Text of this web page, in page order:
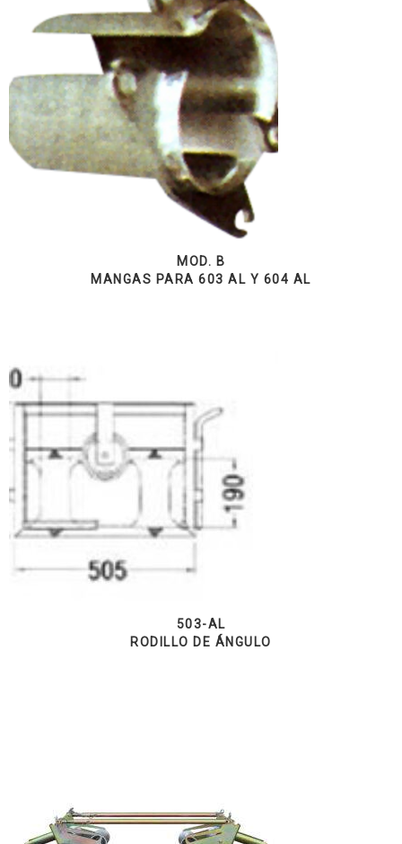
MOD. B
MANGAS PARA 603 AL Y 604 AL
503-AL
RODILLO DE ÁNGULO